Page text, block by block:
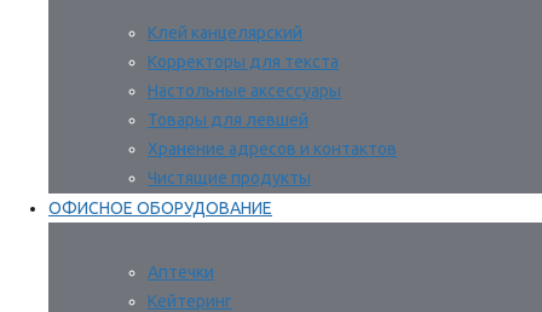
Клей канцелярский
Корректоры для текста
Настольные аксессуары
Товары для левшей
Хранение адресов и контактов
Чистящие продукты
ОФИСНОЕ ОБОРУДОВАНИЕ
Аптечки
Кейтеринг